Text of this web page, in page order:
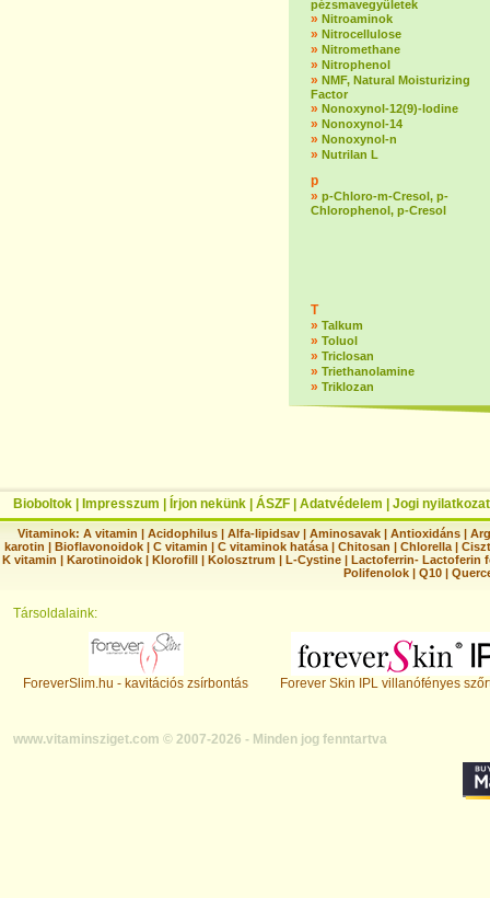
pézsmavegyületek
» Nitroaminok
» Nitrocellulose
» Nitromethane
» Nitrophenol
» NMF, Natural Moisturizing
Factor
» Nonoxynol-12(9)-lodine
» Nonoxynol-14
» Nonoxynol-n
» Nutrilan L
p
» p-Chloro-m-Cresol, p-
Chlorophenol, p-Cresol
T
» Talkum
» Toluol
» Triclosan
» Triethanolamine
» Triklozan
Bioboltok Impresszum Írjon nekünk ÁSZF Adatvédelem Jogi nyilatkozat
Vitaminok: A vitamin |Acidophilus |Alfa-lipidsav |Aminosavak |Antioxidáns |
karotin | Bioflavonoidok | C vitamin | C vitaminok hatása | Chitosan | Chlorella |
K vitamin | Karotinoidok | Klorofill | Kolosztrum | L-Cystine | Lactoferrin- Lactoferin
Polifenolok |Q10 |
Társoldalaink:
ForeverSlim.hu - kavitációs zsírbontás Forever Skin IPL villanófényes
www.vitaminsziget.com © 2007-2026 - Minden jog fenntartva